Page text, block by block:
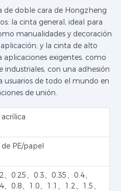
de doble cara de Hongzheng
la cinta general, ideal para
manualidades y decoración
y la cinta de alto
aplicaciones exigentes, como
industriales, con una adhesión
usuarios de todo el mundo en
de unión.
PE/papel
、0.25、0.3、0.35、0.4、
、0.8、1.0、1.1、1.2、1.5、